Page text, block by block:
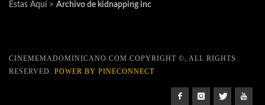
Estas Aquí > Archivo de kidnapping inc
CINEMEMADOMINICANO.COM COPYRIGHT ©, ALL RIGHTS
RESERVED. POWER BY PINECONNECT